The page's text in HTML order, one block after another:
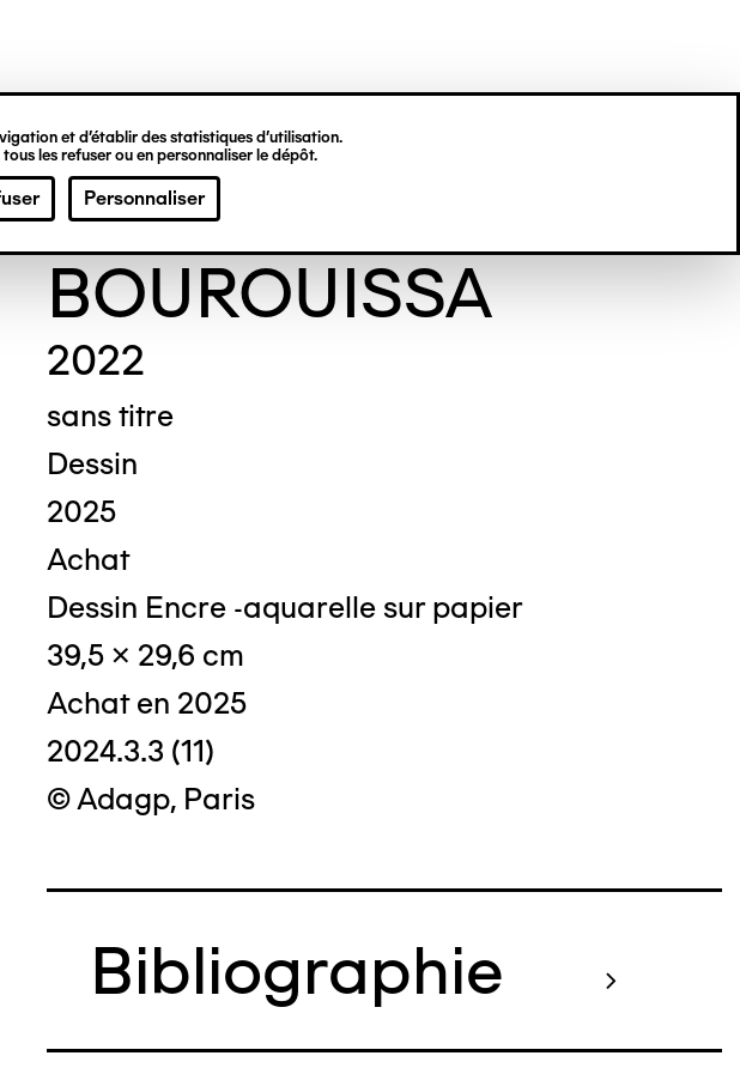
et d’établir des statistiques d’utilisation.
les refuser ou en personnaliser le dépôt.
Personnaliser
Mohamed
BOUROUISSA
2022
sans titre
Dessin
2025
Achat
Dessin Encre -aquarelle sur papier
39,5 x 29,6 cm
Achat en 2025
2024.3.3 (11)
© Adagp, Paris
Bibliographie